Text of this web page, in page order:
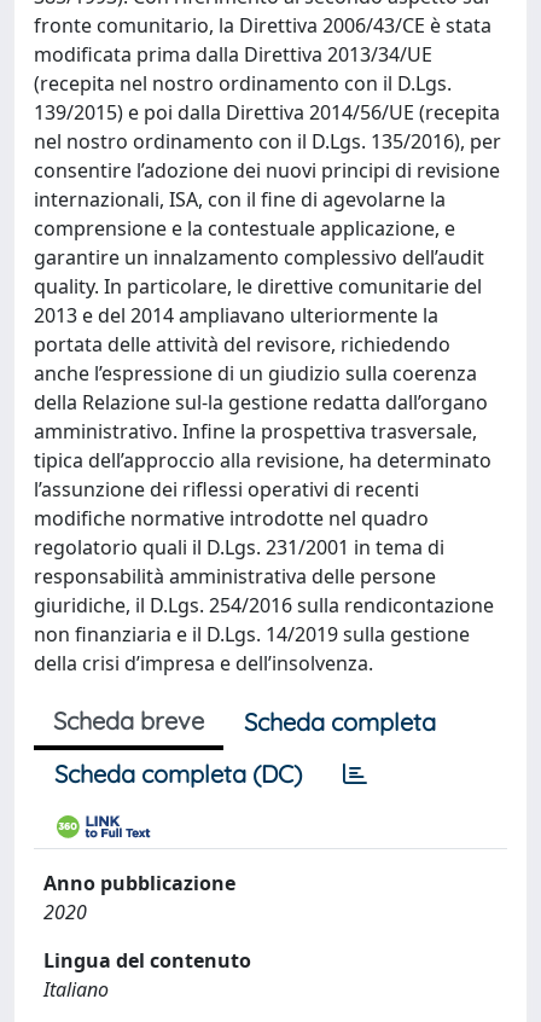
fronte comunitario, la Direttiva 2006/43/CE è stata
modificata prima dalla Direttiva 2013/34/UE
(recepita nel nostro ordinamento con il D.Lgs.
139/2015) e poi dalla Direttiva 2014/56/UE (recepita
nel nostro ordinamento con il D.Lgs. 135/2016), per
consentire l’adozione dei nuovi principi di revisione
internazionali, ISA, con il fine di agevolarne la
comprensione e la contestuale applicazione, e
garantire un innalzamento complessivo dell’audit
quality. In particolare, le direttive comunitarie del
2013 e del 2014 ampliavano ulteriormente la
portata delle attività del revisore, richiedendo
anche l’espressione di un giudizio sulla coerenza
della Relazione sul-la gestione redatta dall’organo
amministrativo. Infine la prospettiva trasversale,
tipica dell’approccio alla revisione, ha determinato
l’assunzione dei riflessi operativi di recenti
modifiche normative introdotte nel quadro
regolatorio quali il D.Lgs. 231/2001 in tema di
responsabilità amministrativa delle persone
giuridiche, il D.Lgs. 254/2016 sulla rendicontazione
non finanziaria e il D.Lgs. 14/2019 sulla gestione
della crisi d’impresa e dell’insolvenza.
Scheda breve
Scheda completa
Scheda completa (DC)
Anno pubblicazione
2020
Lingua del contenuto
Italiano